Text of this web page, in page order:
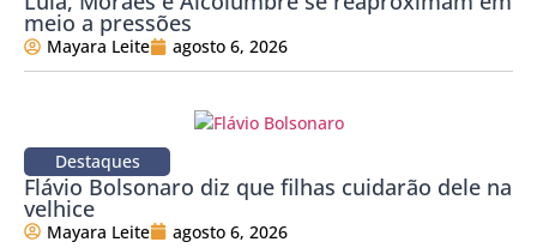
meio a pressões
Mayara Leite agosto 6, 2026
Destaques
Flávio Bolsonaro diz que filhas cuidarão dele na
velhice
Mayara Leite agosto 6, 2026